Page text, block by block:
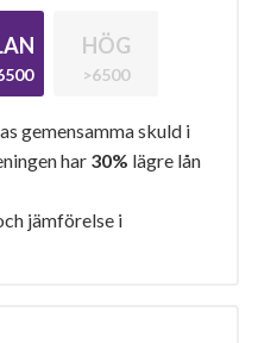
HÖG
>6500
gemensamma skuld i
har 30% lägre lån
jämförelse i